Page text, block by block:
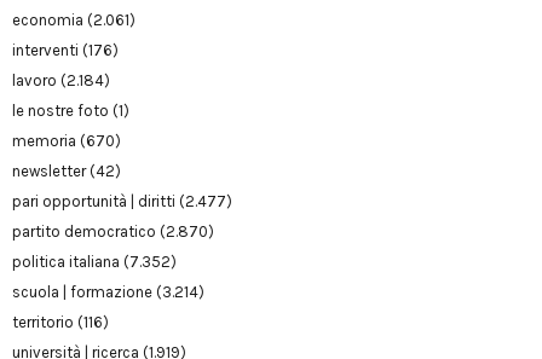
economia (2.061)
interventi (176)
lavoro (2.184)
le nostre foto (1)
memoria (670)
newsletter(42)
pari opportunità | diritti (2.477)
partito democratico (2.870)
politica italiana (7.352)
scuola | formazione (3.214)
territorio (116)
università | ricerca (1.919)